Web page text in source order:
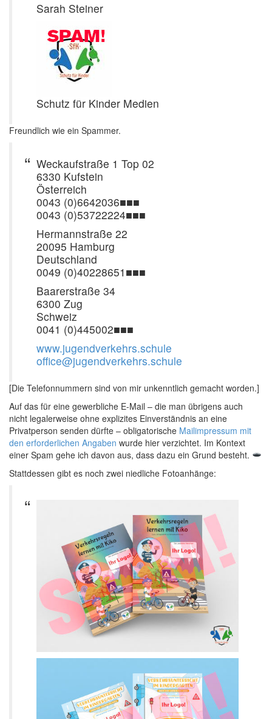
Sarah Steiner
Schutz für Kinder Medien
Freundlich wie ein Spammer.
Weckaufstraße 1 Top 02
6330 Kufstein
Österreich
0043 (0)6642036■■■
0043 (0)53722224■■■
Hermannstraße 22
20095 Hamburg
Deutschland
0049 (0)40228651■■■
Baarerstraße 34
6300 Zug
Schweiz
0041 (0)445002■■■
www.jugendverkehrs.schule
office@jugendverkehrs.schule
[Die Telefonnummern sind von mir unkenntlich gemacht worden.]
Auf das für eine gewerbliche E-Mail – die man übrigens auch
nicht legalerweise ohne explizites Einverständnis an eine
Privatperson senden dürfte – obligatorische Mailimpressum mit
den erforderlichen Angaben wurde hier verzichtet. Im Kontext
einer Spam gehe ich davon aus, dass dazu ein Grund besteht.
Stattdessen gibt es noch zwei niedliche Fotoanhänge: